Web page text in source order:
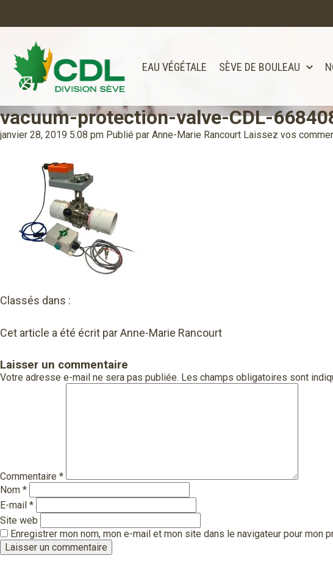
EAU VÉGÉTALE SÈVE DE BOULEAU
Notre site d'achats en ligne sera bientôt
Merci de votre compréhension.
vacuum-protection-valve-CDL-
janvier 28, 2019 5:08 pm Publié par Anne-Marie Rancourt Laissez vos
Classés dans :
Cet article a été écrit par Anne-Marie Rancourt
Laisser un commentaire
Votre adresse e-mail ne sera pas publiée. Les champs obligatoires sont
Commentaire *
Nom *
E-mail *
Site web
Enregistrer mon nom, mon e-mail et mon site dans le navigateur pour mon